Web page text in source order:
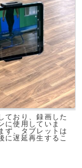
ており、録画した
に使用していま
ず、タブレットは
に遅延再生するこ